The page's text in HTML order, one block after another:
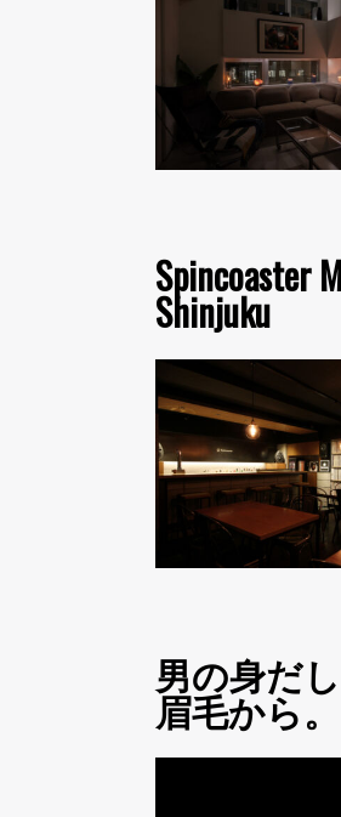
Spincoaster
Shinjuku
男の身だ
眉毛から。